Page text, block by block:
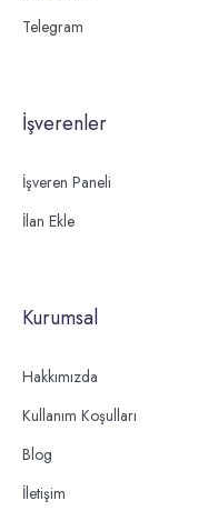
Telegram
İşverenler
İşveren Paneli
İlan Ekle
Kurumsal
Hakkımızda
Kullanım Koşulları
Blog
İletişim